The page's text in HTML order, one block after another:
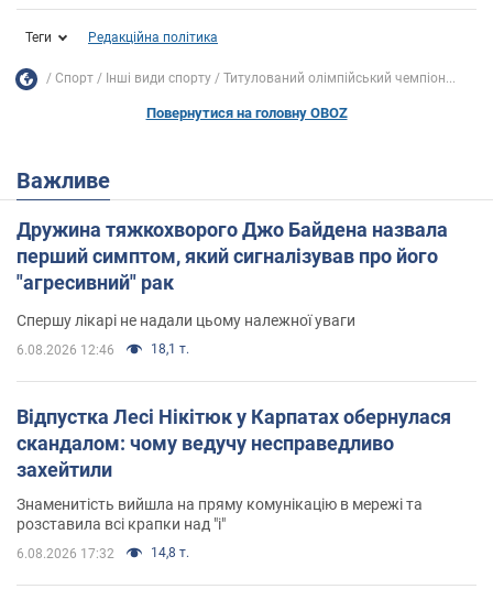
Теги Редакційна політика
Спорт Інші види спорту Титулований олімпійський чемпіон...
Повернутися на головну OBOZ
Важливе
Дружина тяжкохворого Джо Байдена назвала
перший симптом, який сигналізував про його
"агресивний" рак
Спершу лікарі не надали цьому належної уваги
6.08.2026 12:46 18,1 т.
Відпустка Лесі Нікітюк у Карпатах обернулася
скандалом: чому ведучу несправедливо
захейтили
Знаменитість вийшла на пряму комунікацію в мережі та
розставила всі крапки над "і"
6.08.2026 17:32 14,8 т.